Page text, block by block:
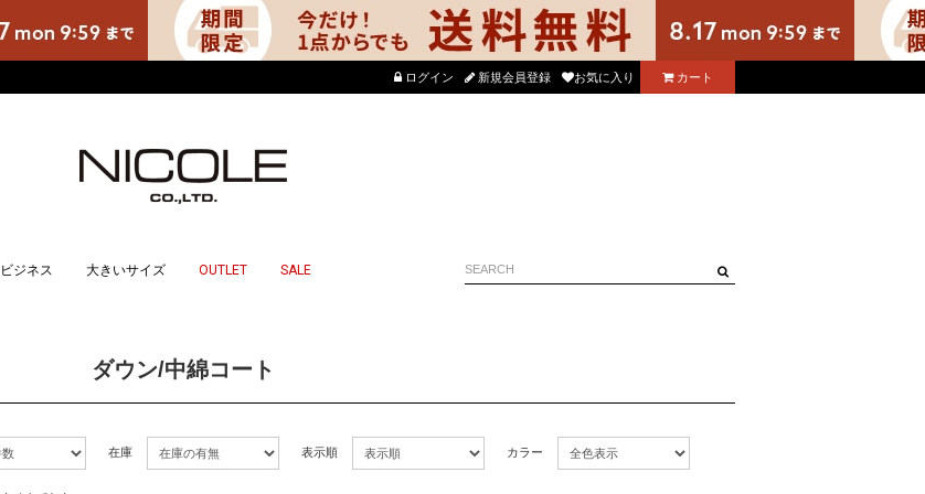
店舗でもポイントが貯まる使えるニコル公式アプリをダウンロード！
ログイン 新規会員登録 お気に入り カート
ビジネス 大きいサイズ OUTLET SALE
ダウン/中綿コート
在庫 表示順 カラー